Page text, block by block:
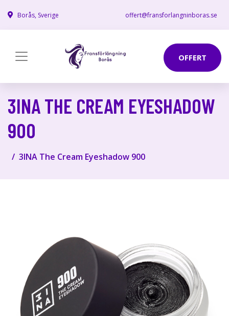
Borås, Sverige offert@fransforlangninboras.se
OFFERT
3INA THE CREAM EYESHADOW
900
3INA The Cream Eyeshadow 900